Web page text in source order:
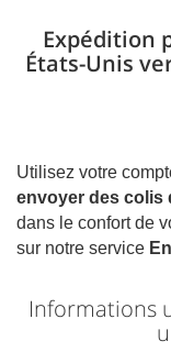
Expédition
États-Unis
Utilisez votre
envoyer des colis
dans le confort de
sur notre service
Informations